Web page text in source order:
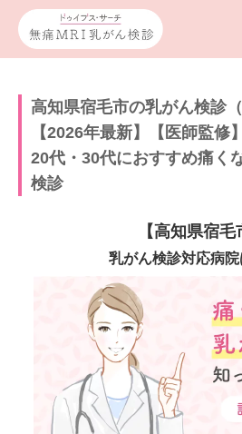
高知県宿毛市の乳がん検診
【2026年最新】【医師監修】
20代・30代におすすめ痛く
検診
【高知県宿毛
乳がん検診対応病院